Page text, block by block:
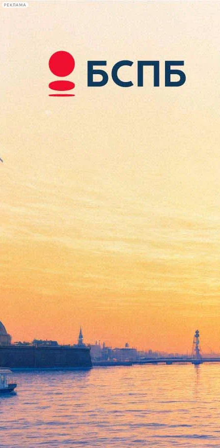
РЕКЛАМА
Сегодня:
2026.08.07
21:52
Афиша Plus
Театр «Зазеркалье»
превратил оперу в реалити-
шоу